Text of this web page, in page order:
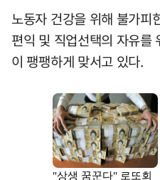
노동자 건강을 위해 불가피
편익 및 직업선택의 자유를
이 팽팽하게 맞서고 있다.